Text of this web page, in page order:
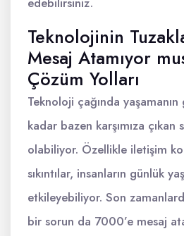
Teknolojinin
Mesaj Atamıyor
Çözüm Yolları
Teknoloji çağında
kadar bazen karşımıza çıkan
olabiliyor. Özellikle iletişim
sıkıntılar, insanların günlük
etkileyebiliyor. Son
bir sorun da 7000’e mesaj